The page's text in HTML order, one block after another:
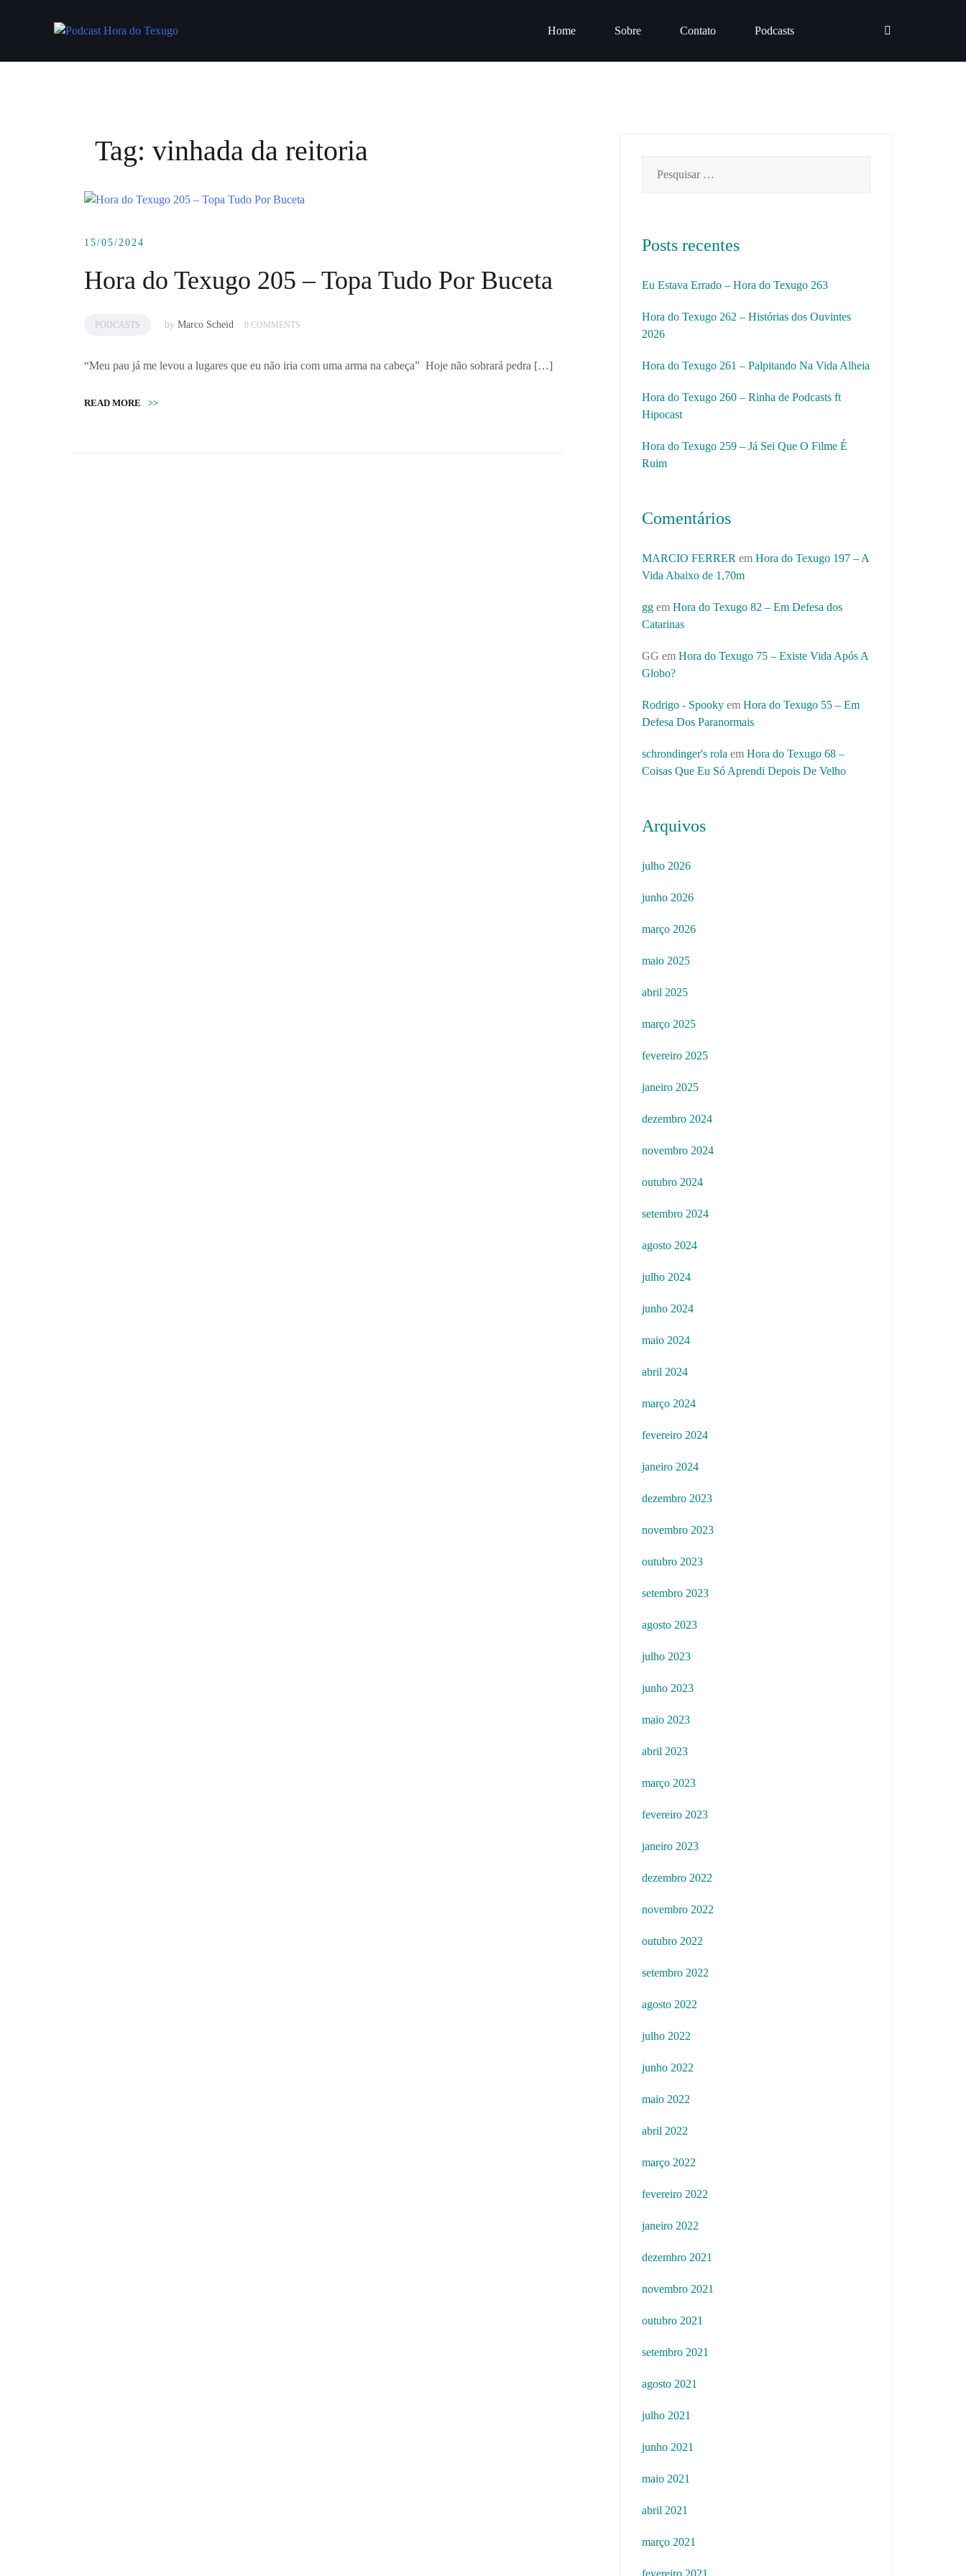
Home Sobre Contato Podcasts
Tag: vinhada da reitoria
15/05/2024
Hora do Texugo 205 – Topa Tudo Por Buceta
PODCASTS by Marco Scheid 0 COMMENTS
“Meu pau já me levou a lugares que eu não iria com uma arma na cabeça” Hoje não sobrará pedra […]
READ MORE >>
por:
Posts recentes
Eu Estava Errado – Hora do Texugo 263
Hora do Texugo 262 – Histórias dos Ouvintes
2026
Hora do Texugo 261 – Palpitando Na Vida Alheia
Hora do Texugo 260 – Rinha de Podcasts ft
Hipocast
Hora do Texugo 259 – Já Sei Que O Filme É
Ruim
Comentários
MARCIO FERRER em Hora do Texugo 197 – A
Vida Abaixo de 1,70m
gg em Hora do Texugo 82 – Em Defesa dos
Catarinas
GG em Hora do Texugo 75 – Existe Vida Após A
Globo?
Rodrigo - Spooky em Hora do Texugo 55 – Em
Defesa Dos Paranormais
schrondinger's rola em Hora do Texugo 68 –
Coisas Que Eu Só Aprendi Depois De Velho
Arquivos
julho 2026
junho 2026
março 2026
maio 2025
abril 2025
março 2025
fevereiro 2025
janeiro 2025
dezembro 2024
novembro 2024
outubro 2024
setembro 2024
agosto 2024
julho 2024
junho 2024
maio 2024
abril 2024
março 2024
fevereiro 2024
janeiro 2024
dezembro 2023
novembro 2023
outubro 2023
setembro 2023
agosto 2023
julho 2023
junho 2023
maio 2023
abril 2023
março 2023
fevereiro 2023
janeiro 2023
dezembro 2022
novembro 2022
outubro 2022
setembro 2022
agosto 2022
julho 2022
junho 2022
maio 2022
abril 2022
março 2022
fevereiro 2022
janeiro 2022
dezembro 2021
novembro 2021
outubro 2021
setembro 2021
agosto 2021
julho 2021
junho 2021
maio 2021
abril 2021
março 2021